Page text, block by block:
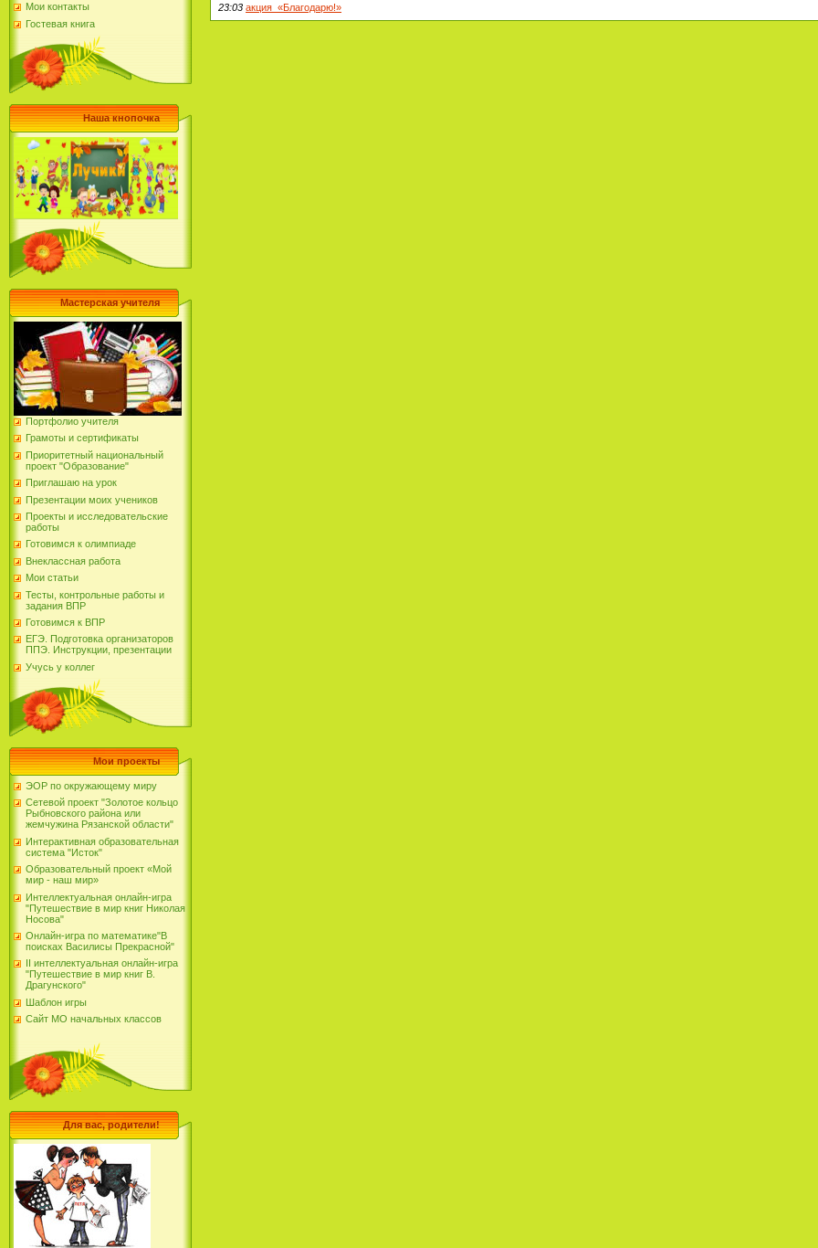
Мои контакты
Гостевая книга
Наша кнопочка
Мастерская учителя
Портфолио учителя
Грамоты и сертификаты
Приоритетный национальный
проект "Образование"
Приглашаю на урок
Презентации моих учеников
Проекты и исследовательские
работы
Готовимся к олимпиаде
Внеклассная работа
Мои статьи
Тесты, контрольные работы и
задания ВПР
Готовимся к ВПР
ЕГЭ. Подготовка организаторов
ППЭ. Инструкции, презентации
Учусь у коллег
Мои проекты
ЭОР по окружающему миру
Сетевой проект "Золотое кольцо
Рыбновского района или
жемчужина Рязанской области"
Интерактивная образовательная
система "Исток"
Образовательный проект «Мой
мир - наш мир»
Интеллектуальная онлайн-игра
"Путешествие в мир книг Николая
Носова"
Онлайн-игра по математике"В
поисках Василисы Прекрасной"
II интеллектуальная онлайн-игра
"Путешествие в мир книг В.
Драгунского"
Шаблон игры
Сайт МО начальных классов
Для вас, родители!
23:03 акция «Благодарю!»